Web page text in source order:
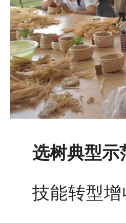
选树典型示
技能转型